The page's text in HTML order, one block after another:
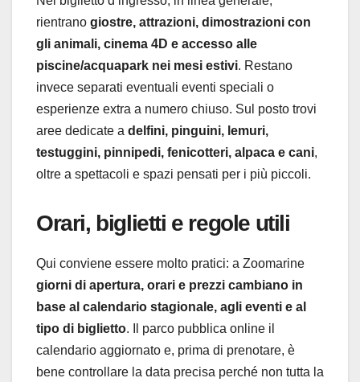
rientrano giostre, attrazioni, dimostrazioni con
gli animali, cinema 4D e accesso alle
piscine/acquapark nei mesi estivi. Restano
invece separati eventuali eventi speciali o
esperienze extra a numero chiuso. Sul posto trovi
aree dedicate a delfini, pinguini, lemuri,
testuggini, pinnipedi, fenicotteri, alpaca e cani,
oltre a spettacoli e spazi pensati per i più piccoli.
Orari, biglietti e regole utili
Qui conviene essere molto pratici: a Zoomarine
giorni di apertura, orari e prezzi cambiano in
base al calendario stagionale, agli eventi e al
tipo di biglietto. Il parco pubblica online il
calendario aggiornato e, prima di prenotare, è
bene controllare la data precisa perché non tutta la